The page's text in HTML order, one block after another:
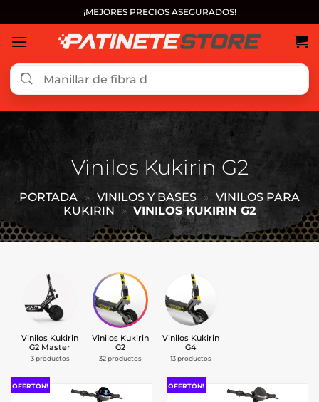
al
contenido
¡MEJORES PRECIOS ASEGURADOS!
Vinilos Kukirin G2
PORTADA » VINILOS Y BASES » VINILOS PARA
KUKIRIN » VINILOS KUKIRIN G2
Vinilos Kukirin
G2 Master
3 productos
Vinilos Kukirin
G2
32 productos
Vinilos Kukirin
G4
13 productos
OFERTÓN! OFERTÓN!